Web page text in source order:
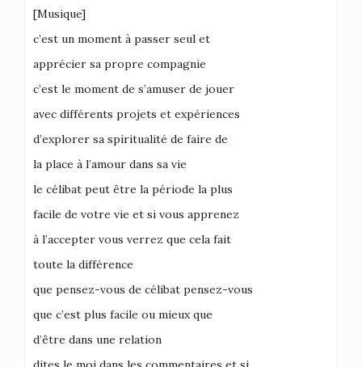
[Musique]
c’est un moment à passer seul et
apprécier sa propre compagnie
c’est le moment de s’amuser de jouer
avec différents projets et expériences
d’explorer sa spiritualité de faire de
la place à l’amour dans sa vie
le célibat peut être la période la plus
facile de votre vie et si vous apprenez
à l’accepter vous verrez que cela fait
toute la différence
que pensez-vous de célibat pensez-vous
que c’est plus facile ou mieux que
d’être dans une relation